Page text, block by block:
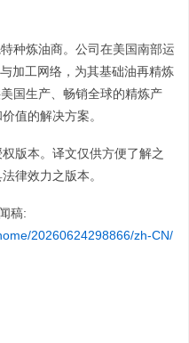
种炼油商。公司在美国南部运
加工网络，为其基础油再精炼
国生产、畅销全球的精炼产
值的解决方案。
版本。译文仅供方便了解之
律效力之版本。
稿:
20260624298866/zh-CN/